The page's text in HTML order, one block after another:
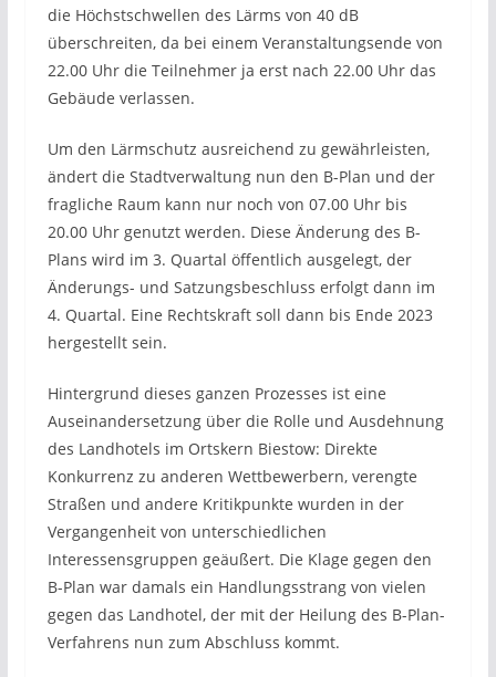
die Höchstschwellen des Lärms von 40 dB
überschreiten, da bei einem Veranstaltungsende von
22.00 Uhr die Teilnehmer ja erst nach 22.00 Uhr das
Gebäude verlassen.
Um den Lärmschutz ausreichend zu gewährleisten,
ändert die Stadtverwaltung nun den B-Plan und der
fragliche Raum kann nur noch von 07.00 Uhr bis
20.00 Uhr genutzt werden. Diese Änderung des B-
Plans wird im 3. Quartal öffentlich ausgelegt, der
Änderungs- und Satzungsbeschluss erfolgt dann im
4. Quartal. Eine Rechtskraft soll dann bis Ende 2023
hergestellt sein.
Hintergrund dieses ganzen Prozesses ist eine
Auseinandersetzung über die Rolle und Ausdehnung
des Landhotels im Ortskern Biestow: Direkte
Konkurrenz zu anderen Wettbewerbern, verengte
Straßen und andere Kritikpunkte wurden in der
Vergangenheit von unterschiedlichen
Interessensgruppen geäußert. Die Klage gegen den
B-Plan war damals ein Handlungsstrang von vielen
gegen das Landhotel, der mit der Heilung des B-Plan-
Verfahrens nun zum Abschluss kommt.